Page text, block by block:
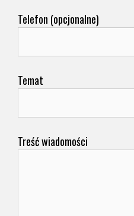
Telefon (opcjonalne)
Temat
Treść wiadomości